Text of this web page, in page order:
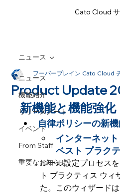
Cato Cloud
ニュース
機能紹介
リリースノート
イベント
From Staff
重要なお知らせ
ニュース
Product Update
フーバーブレイン Cato Cloud
新機能と機能強化
自律ポリシーの新機
インターネッ
ベスト プラク
ルール設定プロセス
ト プラクティス ウィ
た。このウィザード